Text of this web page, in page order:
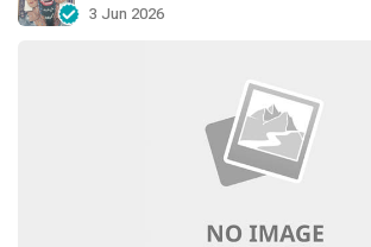
3 Jun 2026